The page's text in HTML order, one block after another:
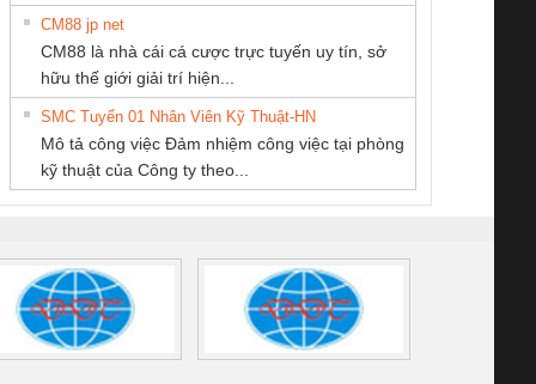
sát chuỗi
tấm pin
16I+
(2502520000)
điện TRANSCLINIC
BKE 1K5.4
(7791400879)2. Giá
Nẹp nhôm chống
trơn Đà Nẵng
TNHH TM QC
Miền
PHẦN TỰ ĐỘNG
TIẾN HƯNG
THIẾT BỊ CÔNG
NAM
CM88 jp net
CM88 là nhà cái cá cược trực tuyến uy tín, sở
hữu thế giới giải trí hiện...
SMC Tuyển 01 Nhân Viên Kỹ Thuật-HN
Mô tả công việc Đảm nhiệm công việc tại phòng
kỹ thuật của Công ty theo...